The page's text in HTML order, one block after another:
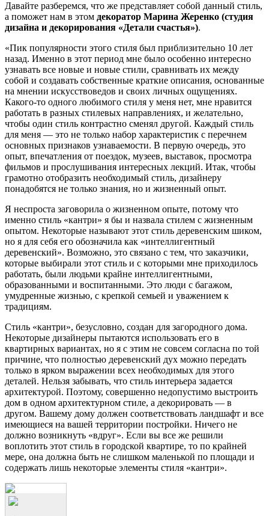
Давайте разберемся, что же представляет собой данный стиль,
а поможет нам в этом декоратор Марина Жеренко (студия
дизайна и декорирования «Детали счастья»).
«Пик популярности этого стиля был приблизительно 10 лет
назад. Именно в этот период мне было особенно интересно
узнавать все новые и новые стили, сравнивать их между
собой и создавать собственные краткие описания, основанные
на мнении искусствоведов и своих личных ощущениях.
Какого-то одного любимого стиля у меня нет, мне нравится
работать в разных стилевых направлениях, и желательно,
чтобы один стиль контрастно сменял другой. Каждый стиль
для меня — это не только набор характеристик с перечнем
основных признаков узнаваемости. В первую очередь, это
опыт, впечатления от поездок, музеев, выставок, просмотра
фильмов и прослушивания интересных лекций. Итак, чтобы
грамотно отобразить необходимый стиль, дизайнеру
понадобятся не только знания, но и жизненный опыт.
Я неспроста заговорила о жизненном опыте, потому что
именно стиль «кантри» я бы и назвала стилем с жизненным
опытом. Некоторые называют этот стиль деревенским шиком,
но я для себя его обозначила как «интеллигентный
деревенский». Возможно, это связано с тем, что заказчики,
которые выбирали этот стиль и с которыми мне приходилось
работать, были людьми крайне интеллигентными,
образованными и воспитанными. Это люди с багажом,
умудренные жизнью, с крепкой семьей и уважением к
традициям.
Стиль «кантри», безусловно, создан для загородного дома.
Некоторые дизайнеры пытаются использовать его в
квартирных вариантах, но я с этим не совсем согласна по той
причине, что полностью деревенский дух можно передать
только в ярком выражении всех необходимых для этого
деталей. Нельзя забывать, что стиль интерьера задается
архитектурой. Поэтому, совершенно недопустимо выстроить
дом в одном архитектурном стиле, а декорировать — в
другом. Вашему дому должен соответствовать ландшафт и все
имеющиеся на вашей территории постройки. Ничего не
должно возникнуть «вдруг». Если вы все же решили
воплотить этот стиль в городской квартире, то по крайней
мере, она должна быть не слишком маленькой по площади и
содержать лишь некоторые элементы стиля «кантри».